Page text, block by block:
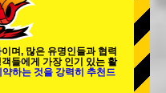
도쿄 아키하바라#1
도쿄 베이
며, 많은 유명인들과 협력
들에게 가장 인기 있는 활
하는 것을 강력히 추천드